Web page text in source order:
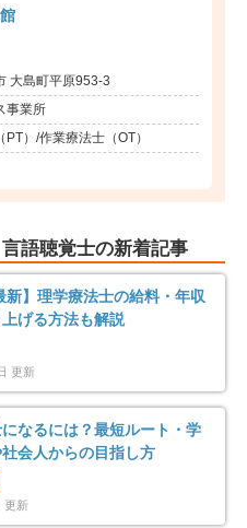
大島町平原953-3
事業所
）/作業療法士（OT）
語聴覚士の新着記事
新】理学療法士の給料・年収
げる方法も解説
更新
なるには？最短ルート・学
会人からの目指し方
更新